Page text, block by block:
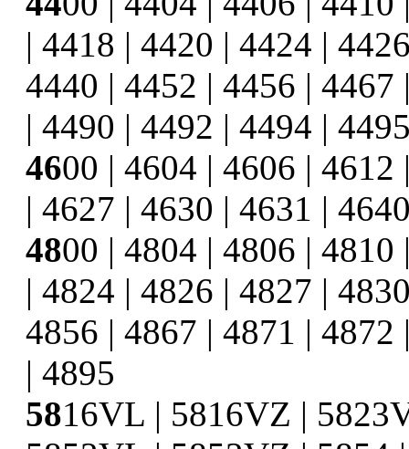
| 4418 | 4420 | 4424 |
4440 | 4452 | 4456 |
| 4490 | 4492 | 4494 |
4600 | 4604 | 4606 |
| 4627 | 4630 | 4631 |
4800 | 4804 | 4806 |
| 4824 | 4826 | 4827 |
4856 | 4867 | 4871 |
| 4895
5816VL | 5816VZ |